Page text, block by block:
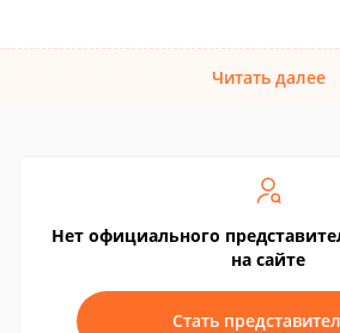
Читать далее
Нет официального
на сайте
Стать